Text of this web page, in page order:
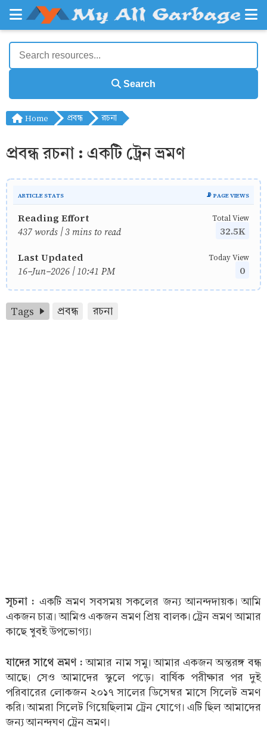
Search
Home প্রবন্ধ রচনা
প্রবন্ধ রচনা : একটি ট্রেন ভ্রমণ
ARTICLE STATS 📡 PAGE VIEWS
Reading Effort
437 words | 3 mins to read
Total View
32.5K
Last Updated
16-Jun-2026 | 10:41 PM
Today View
0
Tags প্রবন্ধ রচনা
সূচনা : একটি ভ্রমণ সবসময় সকলের জন্য আনন্দদায়ক। আমি
একজন চাত্র। আমিও একজন ভ্রমণ প্রিয় বালক। ট্রেন ভ্রমণ আমার
কাছে খুবই উপভোগ্য।
যাদের সাথে ভ্রমণ : আমার নাম সমু। আমার একজন অন্তরঙ্গ বন্ধ
আছে। সেও আমাদের স্কুলে পড়ে। বার্ষিক পরীক্ষার পর দুই
পরিবারের লোকজন ২০১৭ সালের ডিসেম্বর মাসে সিলেট ভ্রমণ
করি। আমরা সিলেট গিয়েছিলাম ট্রেন যোগে। এটি ছিল আমাদের
জন্য আনন্দঘণ ট্রেন ভ্রমণ।